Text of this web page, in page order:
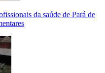
da saúde de Pará de